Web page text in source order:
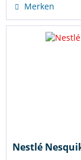
Merken
Nestlé